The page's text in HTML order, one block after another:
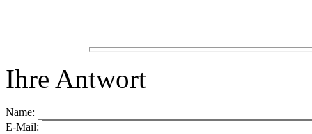
Ihre Antwort
Name:
E-Mail: